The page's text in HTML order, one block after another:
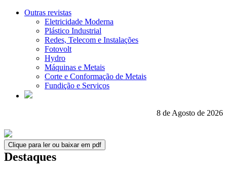
Outras revistas
Eletricidade Moderna
Plástico Industrial
Redes, Telecom e Instalações
Fotovolt
Hydro
Máquinas e Metais
Corte e Conformação de Metais
Fundição e Serviços
8 de Agosto de 2026
Clique para ler ou baixar em pdf
Destaques